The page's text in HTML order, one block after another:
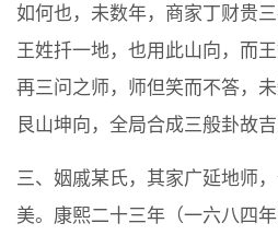
如何也，未数年，商家丁财贵
王姓扦一地，也用此山向，而
再三问之师，师但笑而不答，
艮山坤向，全局合成三般卦故吉
三、姻戚某氏，其家广延地师
美。康熙二十三年（一六八四